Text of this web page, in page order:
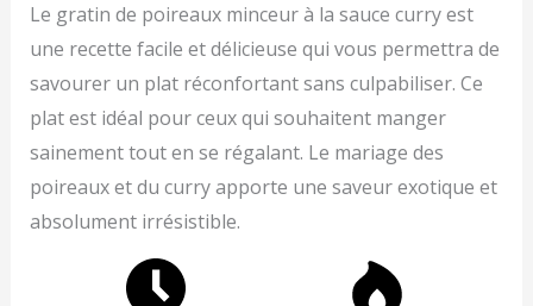
Le gratin de poireaux minceur à la sauce curry est
une recette facile et délicieuse qui vous permettra de
savourer un plat réconfortant sans culpabiliser. Ce
plat est idéal pour ceux qui souhaitent manger
sainement tout en se régalant. Le mariage des
poireaux et du curry apporte une saveur exotique et
absolument irrésistible.